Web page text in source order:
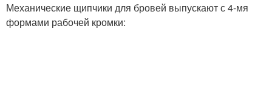
Механические щипчики для бровей выпускают с 4-мя
формами рабочей кромки: